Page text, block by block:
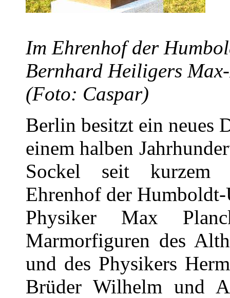
Im Ehrenhof der
Bernhard Heiligers
(Foto: Caspar)
Berlin besitzt ein neues
einem halben
Sockel seit kurzem
Ehrenhof der
Physiker Max
Marmorfiguren des
und des Physikers
Brüder Wilhelm und